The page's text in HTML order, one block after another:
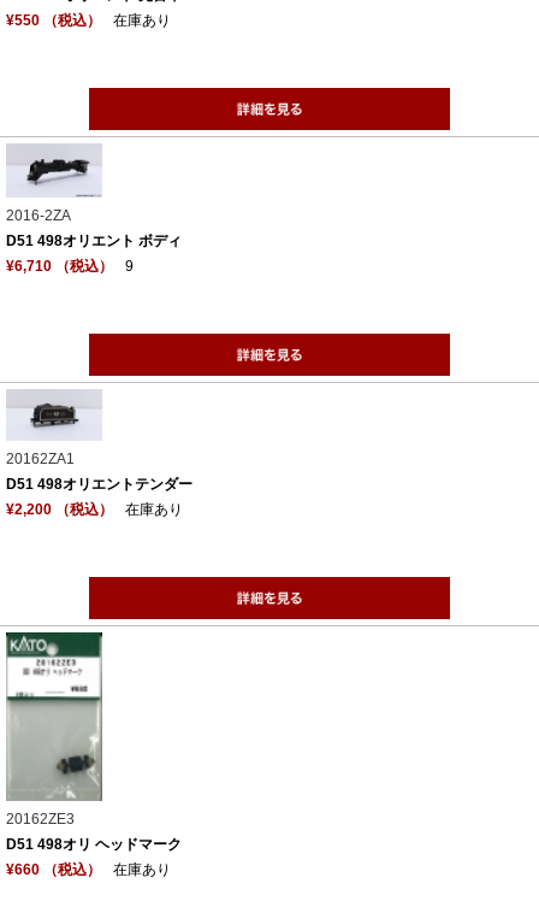
¥550 （税込）
在庫あり
2016-2ZA
D51 498オリエント ボディ
¥6,710 （税込）
9
20162ZA1
D51 498オリエントテンダー
¥2,200 （税込）
在庫あり
20162ZE3
D51 498オリ ヘッドマーク
¥660 （税込）
在庫あり